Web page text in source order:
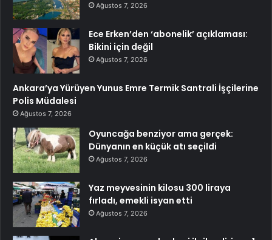
Ağustos 7, 2026
Ece Erken’den ‘abonelik’ açıklaması:
Bikini için değil
Ağustos 7, 2026
Ankara’ya Yürüyen Yunus Emre Termik Santrali İşçilerine
Polis Müdalesi
Ağustos 7, 2026
Oyuncağa benziyor ama gerçek:
Dünyanın en küçük atı seçildi
Ağustos 7, 2026
Yaz meyvesinin kilosu 300 liraya
fırladı, emekli isyan etti
Ağustos 7, 2026